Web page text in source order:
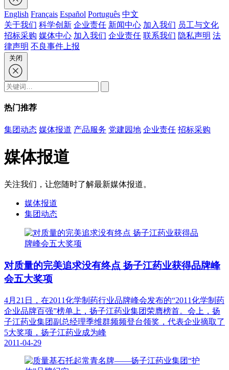
English Français Español Português 中文
关于我们 科学创新 企业责任 新闻中心 加入我们 员工与文化
招标采购 媒体中心 加入我们 企业责任 联系我们 隐私声明 法
律声明 不良事件上报
热门推荐
集团动态 媒体报道 产品服务 党建园地 企业责任 招标采购
媒体报道
关注我们，让您随时了解最新媒体报道。
媒体报道
集团动态
对质量的完美追求没有终点 扬子江药业获得品牌峰
会五大奖项
4月21日，在2011化学制药行业品牌峰会发布的“2011化学制药
企业品牌百强”榜单上，扬子江药业集团荣膺榜首。会上，扬
子江药业集团副总经理季维群频频登台领奖，代表企业摘取了
5大奖项，扬子江药业成为峰
2011-04-29